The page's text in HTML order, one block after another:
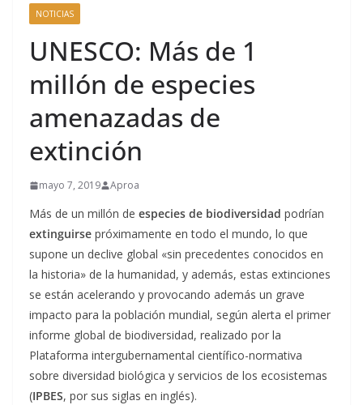
NOTICIAS
UNESCO: Más de 1
millón de especies
amenazadas de
extinción
mayo 7, 2019 Aproa
Más de un millón de especies de biodiversidad podrían
extinguirse próximamente en todo el mundo, lo que
supone un declive global «sin precedentes conocidos en
la historia» de la humanidad, y además, estas extinciones
se están acelerando y provocando además un grave
impacto para la población mundial, según alerta el primer
informe global de biodiversidad, realizado por la
Plataforma intergubernamental científico-normativa
sobre diversidad biológica y servicios de los ecosistemas
(IPBES, por sus siglas en inglés).